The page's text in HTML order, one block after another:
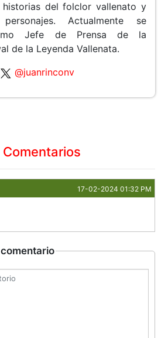
del folclor vallenato y
Actualmente se
Jefe de Prensa de la
de la Leyenda Vallenata.
@juanrinconv
Comentarios
17-02-2024 01:32 PM